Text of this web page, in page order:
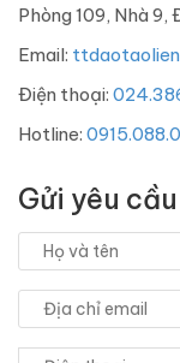
Phòng 109, Nhà 9,
Email:
Điện thoại:
Hotline:
Gửi yêu